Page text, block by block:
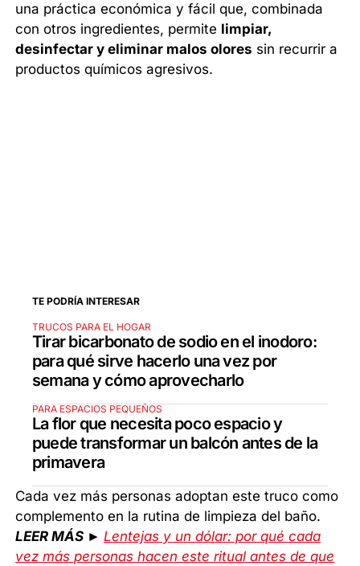
una práctica económica y fácil que, combinada
con otros ingredientes, permite limpiar,
desinfectar y eliminar malos olores sin recurrir a
productos químicos agresivos.
TE PODRÍA INTERESAR
TRUCOS PARA EL HOGAR
Tirar bicarbonato de sodio en el inodoro:
para qué sirve hacerlo una vez por
semana y cómo aprovecharlo
PARA ESPACIOS PEQUEÑOS
La flor que necesita poco espacio y
puede transformar un balcón antes de la
primavera
Cada vez más personas adoptan este truco como
complemento en la rutina de limpieza del baño.
LEER MÁS ►Lentejas y un dólar: por qué cada
vez más personas hacen este ritual antes de que